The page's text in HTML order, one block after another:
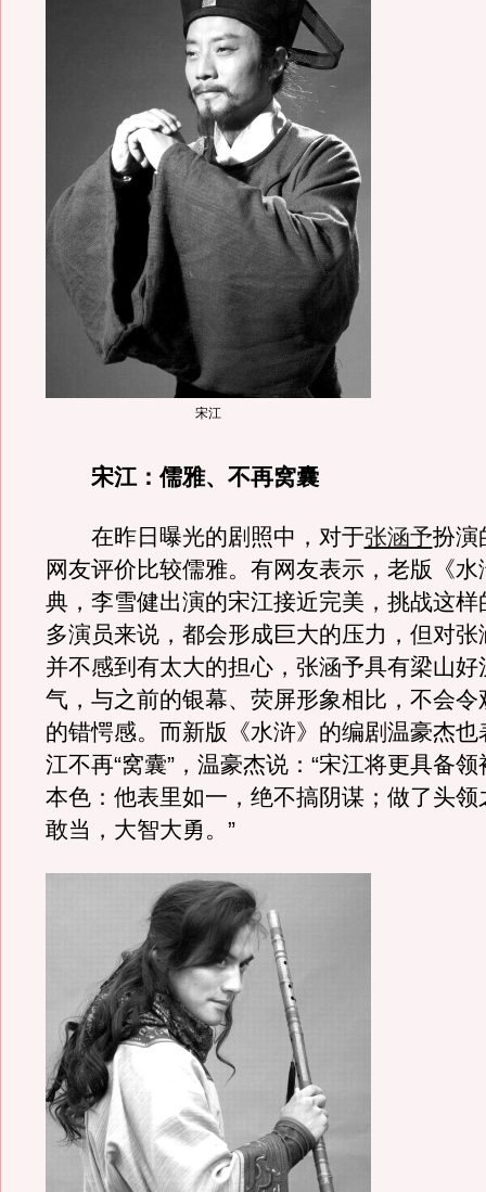
宋江
宋江：儒雅、不再窝囊
在昨日曝光的剧照中，对于张涵予扮演
网友评价比较儒雅。有网友表示，老版《水
典，李雪健出演的宋江接近完美，挑战这样
多演员来说，都会形成巨大的压力，但对张
并不感到有太大的担心，张涵予具有梁山好
气，与之前的银幕、荧屏形象相比，不会令
的错愕感。而新版《水浒》的编剧温豪杰也
江不再“窝囊”，温豪杰说：“宋江将更具备
本色：他表里如一，绝不搞阴谋；做了头领
敢当，大智大勇。”